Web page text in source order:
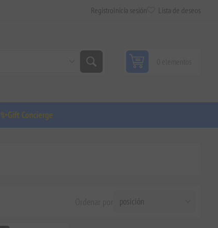
Registro Inicia sesión Lista de deseos
✨Gift Concierge